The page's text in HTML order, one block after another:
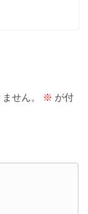
せん。 ※ が付